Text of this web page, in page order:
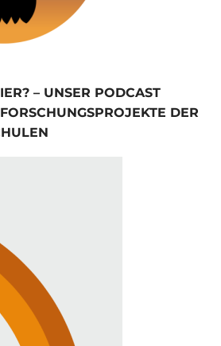
– UNSER PODCAST
DER